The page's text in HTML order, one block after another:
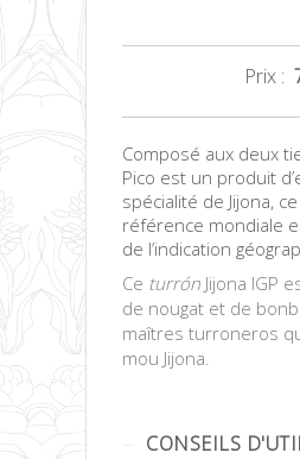
Prix :
Composé aux deux
Pico est un produit
spécialité de Jijona, ce
référence mondiale
de l’indication
Ce turrón Jijona IGP
de nougat et de
maîtres turroneros
mou Jijona.
CONSEILS